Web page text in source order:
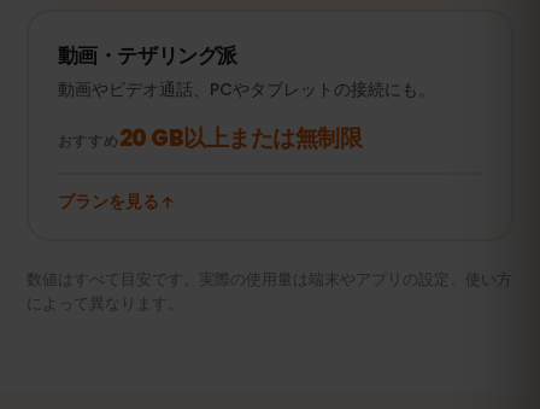
動画・テザリング派
動画やビデオ通話、PCやタブレットの接続にも。
おすすめ20 GB以上または無制限
プランを見る
数値はすべて目安です。実際の使用量は端末やアプリの設定、使い方
によって異なります。